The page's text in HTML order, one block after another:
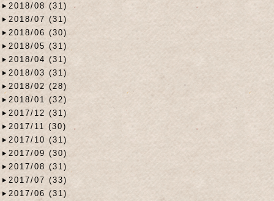
2018/08 (31)
2018/07 (31)
2018/06 (30)
2018/05 (31)
2018/04 (31)
2018/03 (31)
2018/02 (28)
2018/01 (32)
2017/12 (31)
2017/11 (30)
2017/10 (31)
2017/09 (30)
2017/08 (31)
2017/07 (33)
2017/06 (31)